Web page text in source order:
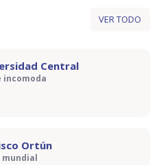
VER TODO
Central
incomoda
Ortún